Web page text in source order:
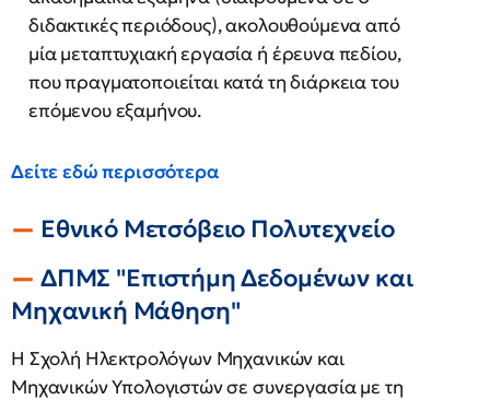
διδακτικές περιόδους), ακολουθούμενα από
μία μεταπτυχιακή εργασία ή έρευνα πεδίου,
που πραγματοποιείται κατά τη διάρκεια του
επόμενου εξαμήνου.
Δείτε εδώ περισσότερα
Εθνικό Μετσόβειο Πολυτεχνείο
ΔΠΜΣ "Επιστήμη Δεδομένων και
Μηχανική Μάθηση"
Η Σχολή Ηλεκτρολόγων Μηχανικών και
Μηχανικών Υπολογιστών σε συνεργασία με τη